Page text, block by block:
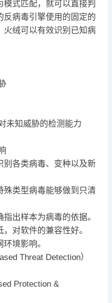
式匹配，就可以直接判
反病毒引擎使用的固定的
火绒可以有效识别已知病
未知威胁的检测能力
别各类病毒、变种以及新
殊类型病毒能够做到只清
出样本为病毒的依据。
对软件的兼容性好。
境影响。
Threat Detection）
Protection &